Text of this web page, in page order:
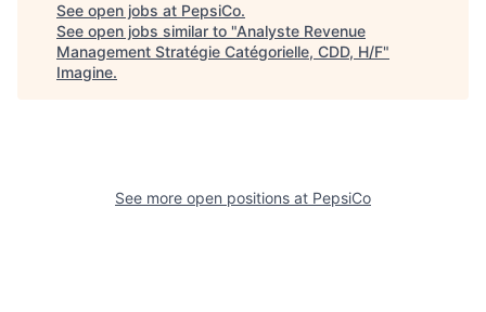
See open jobs at PepsiCo.
See open jobs similar to "Analyste Revenue
Management Stratégie Catégorielle, CDD, H/F"
Imagine.
See more open positions at PepsiCo